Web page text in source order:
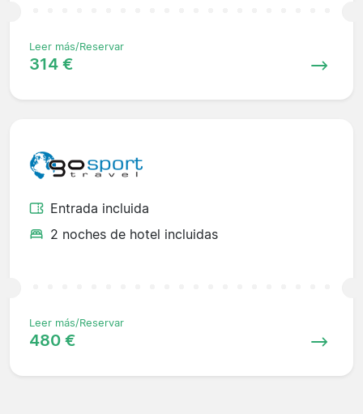
Leer más/Reservar
314 €
Entrada incluida
2 noches de hotel incluidas
Leer más/Reservar
480 €